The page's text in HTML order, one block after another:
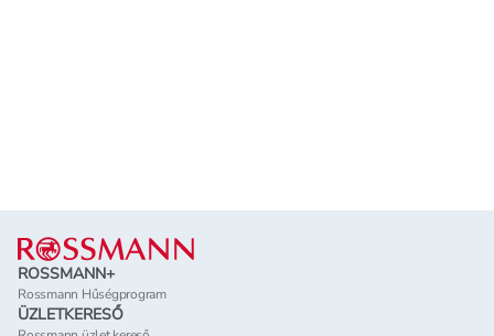
Lábléc
ROSSMANN+
Rossmann Hűségprogram
ÜZLETKERESŐ